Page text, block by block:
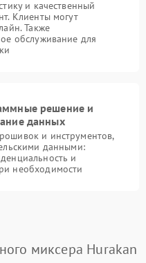
и качественный
Клиенты могут
Также
обслуживание для
решение и
данных
и инструментов,
данными:
и
необходимости
миксера Hurakan